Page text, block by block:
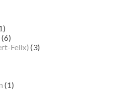
(6)
Felix) (3)
(1)